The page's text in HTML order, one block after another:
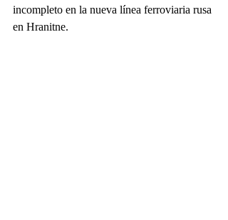
incompleto en la nueva línea ferroviaria rusa
en Hranitne.